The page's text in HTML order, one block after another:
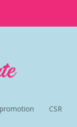
promotion CSR